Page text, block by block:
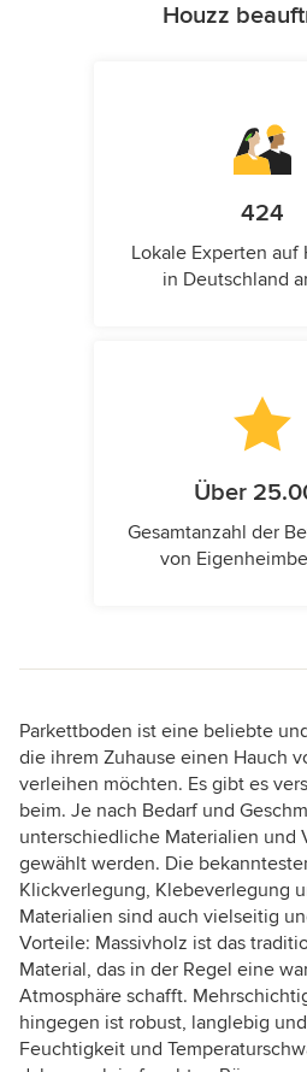
Houzz
424
Lokale Experten auf
in Deutschland
Über
Gesamtanzahl der
von
Parkettboden ist eine beliebte
die ihrem Zuhause einen Hauch
verleihen möchten. Es gibt es
beim. Je nach Bedarf und
unterschiedliche Materialien und
gewählt werden. Die
Klickverlegung, Klebeverlegung
Materialien sind auch vielseitig
Vorteile: Massivholz ist das
Material, das in der Regel eine
Atmosphäre schafft.
hingegen ist robust, langlebig
Feuchtigkeit und